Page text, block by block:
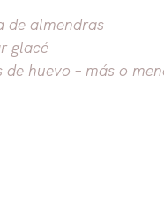
de almendras
glacé
huevo – más o